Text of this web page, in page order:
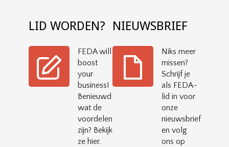
LID WORDEN?
FEDA will
boost
your
business!
Benieuwd
wat de
voordelen
zijn? Bekijk
ze hier.
NIEUWSBRIEF
Niks meer
missen?
Schrijf je
als FEDA-
lid in voor
onze
nieuwsbrief
en volg
ons op